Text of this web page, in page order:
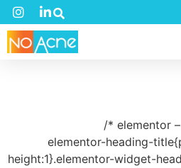
.elementor-heading-
height:1}.elementor-widget-